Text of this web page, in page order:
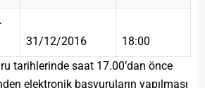
31/12/2016
18:00
tarihlerinde saat 17.00’dan önce
elektronik başvuruların yapılması